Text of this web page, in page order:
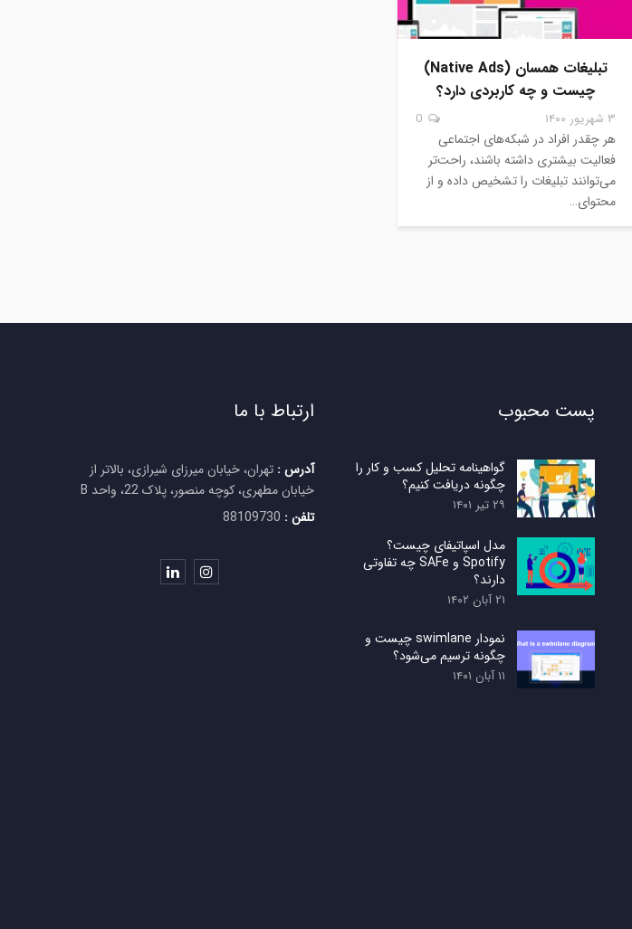
تبلیغات همسان (Native Ads)
چیست و چه کاربردی دارد؟
۳ شهریور ۱۴۰۰
هر چقدر افراد در شبکه‌های اجتماعی
فعالیت بیشتری داشته باشند، راحت‌تر
می‌توانند تبلیغات را تشخیص داده و از
محتوای…
پست محبوب
گواهینامه تحلیل کسب و کار را
چگونه دریافت کنیم؟
۲۹ تیر ۱۴۰۱
مدل اسپاتیفای چیست؟
Spotify و SAFe چه تفاوتی
دارند؟
۲۱ آبان ۱۴۰۲
نمودار swimlane چیست و
چگونه ترسیم می‌شود؟
۱۱ آبان ۱۴۰۱
ارتباط با ما
آدرس : تهران، خیابان میرزای شیرازی، بالاتر از
خیابان مطهری، کوچه منصور، پلاک 22، واحد B
تلفن :